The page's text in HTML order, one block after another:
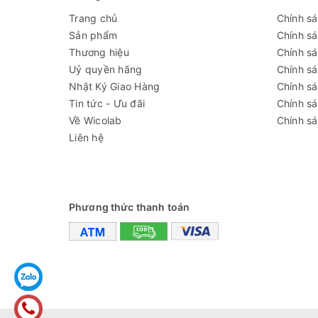
Thời gian cài
đặt
Độ chính xác độ
ẩm
Kích thước
trong (DxWxH)
580 x 600 x 1000 mm
Kích thước
Vật liệu cấu tạo
+ Bên ngoài: thép cán lạnh
+ Hệ thống gia nhiệt bằng
Trang chủ
Sản phẩm
Thương hiệu
Uỷ quyền hãng
Nhật Ký Giao Hàng
Tin tức - Ưu đãi
Về Wicolab
Liên hệ
Chính
Chính
Chính
Chính
Chính
Chính
Chính
Phương thức thanh toán